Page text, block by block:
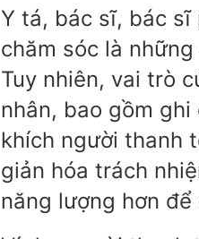
Y tá, bác sĩ, bác sĩ
chăm sóc là
Tuy nhiên, vai trò
nhân, bao gồm
khích người thanh
giản hóa trách
năng lượng hơn